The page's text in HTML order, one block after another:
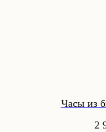
Часы из
2